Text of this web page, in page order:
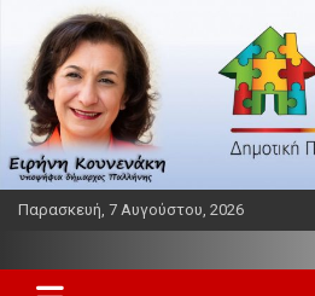
content
Παρασκευή, 7 Αυγούστου, 2026
Εμείς η πόλη μας